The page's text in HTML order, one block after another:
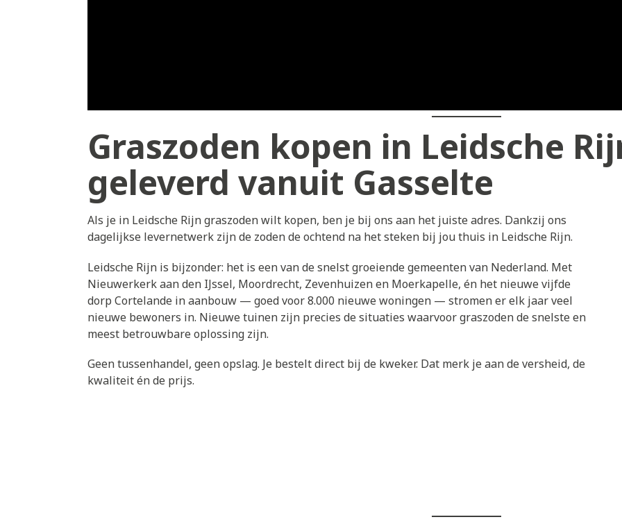
Graszoden kopen in Leidsche
geleverd vanuit Gasselte
Als je in Leidsche Rijn graszoden wilt kopen, ben je bij ons aan het juiste adres. Dankzij ons
dagelijkse levernetwerk zijn de zoden de ochtend na het steken bij jou thuis in Leidsche Rijn.
Leidsche Rijn is bijzonder: het is een van de snelst groeiende gemeenten van Nederland. Met
Nieuwerkerk aan den IJssel, Moordrecht, Zevenhuizen en Moerkapelle, én het nieuwe vijfde
dorp Cortelande in aanbouw — goed voor 8.000 nieuwe woningen — stromen er elk jaar veel
nieuwe bewoners in. Nieuwe tuinen zijn precies de situaties waarvoor graszoden de snelste en
meest betrouwbare oplossing zijn.
Geen tussenhandel, geen opslag. Je bestelt direct bij de kweker. Dat merk je aan de versheid, de
kwaliteit én de prijs.